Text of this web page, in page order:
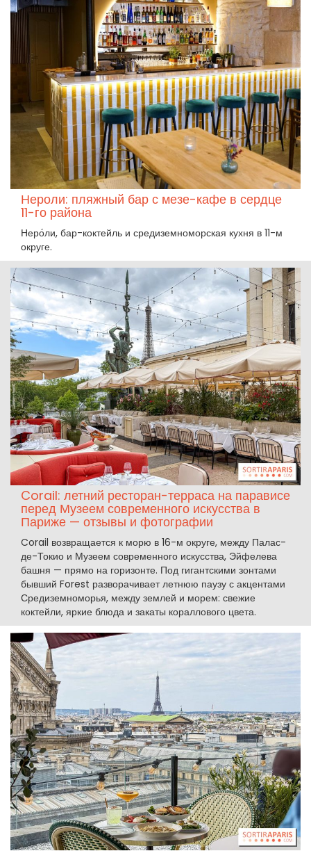
Нероли: пляжный бар с мезе-кафе в сердце
11-го района
Неро́ли, бар-коктейль и средиземноморская кухня в 11-м
округе.
Corail: летний ресторан-терраса на парависе
перед Музеем современного искусства в
Париже — отзывы и фотографии
Corail возвращается к морю в 16-м округе, между Палас-
де-Токио и Музеем современного искусства, Эйфелева
башня — прямо на горизонте. Под гигантскими зонтами
бывший Forest разворачивает летнюю паузу с акцентами
Средиземноморья, между землей и морем: свежие
коктейли, яркие блюда и закаты кораллового цвета.